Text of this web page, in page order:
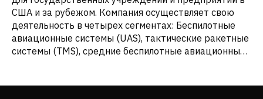
США и за рубежом. Компания осуществляет свою
деятельность в четырех сегментах: Беспилотные
авиационные системы (UAS), тактические ракетные
системы (TMS), средние беспилотные авиационные
беспилотные наземные транспортные средства и